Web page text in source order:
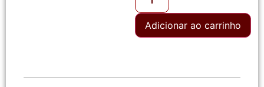
Adicionar ao carrinho